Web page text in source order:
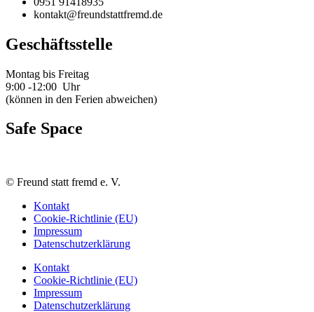
kontakt@freundstattfremd.de
Geschäftsstelle
Montag bis Freitag
9:00 -12:00 Uhr
(können in den Ferien abweichen)
Safe Space
© Freund statt fremd e. V.
Kontakt
Cookie-Richtlinie (EU)
Impressum
Datenschutzerklärung
Kontakt
Cookie-Richtlinie (EU)
Impressum
Datenschutzerklärung